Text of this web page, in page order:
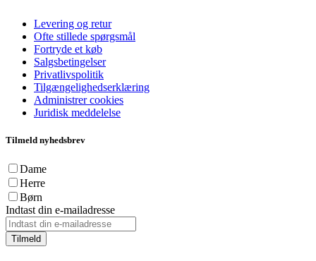
Levering og retur
Ofte stillede spørgsmål
Fortryde et køb
Salgsbetingelser
Privatlivspolitik
Tilgængelighedserklæring
Administrer cookies
Juridisk meddelelse
Tilmeld nyhedsbrev
Dame
Herre
Børn
Indtast din e-mailadresse
Tilmeld